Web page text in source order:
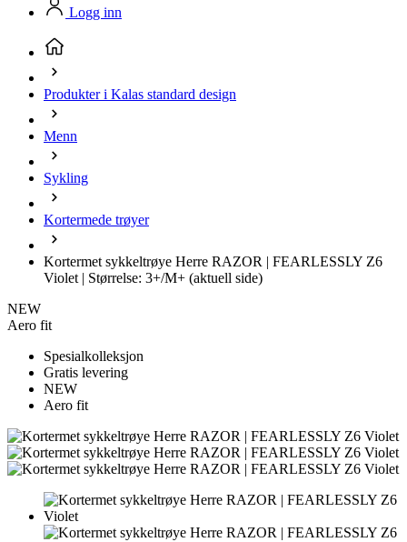
Logg inn
Produkter i Kalas standard design
Menn
Sykling
Kortermede trøyer
Kortermet sykkeltrøye Herre RAZOR | FEARLESSLY Z6
Violet | Størrelse: 3+/M+ (aktuell side)
NEW
Aero fit
Spesialkolleksjon
Gratis levering
NEW
Aero fit